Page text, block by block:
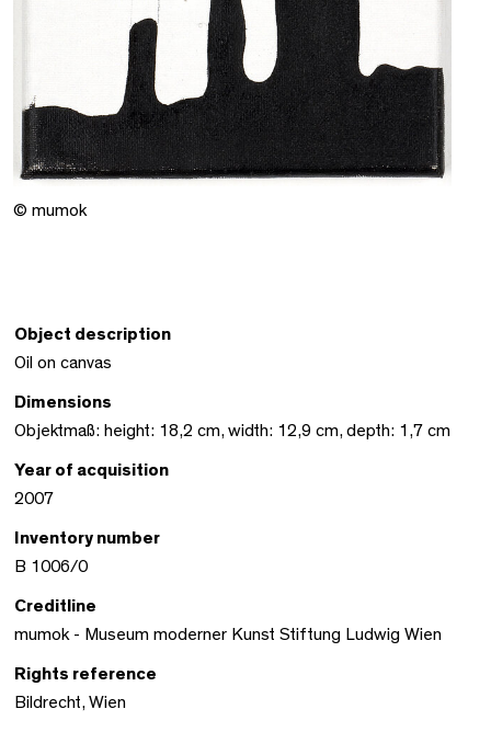
© mumok
Object description
Oil on canvas
Dimensions
Objektmaß: height: 18,2 cm, width: 12,9 cm, depth: 1,7 cm
Year of acquisition
2007
Inventory number
B 1006/0
Creditline
mumok - Museum moderner Kunst Stiftung Ludwig Wien
Rights reference
Bildrecht, Wien